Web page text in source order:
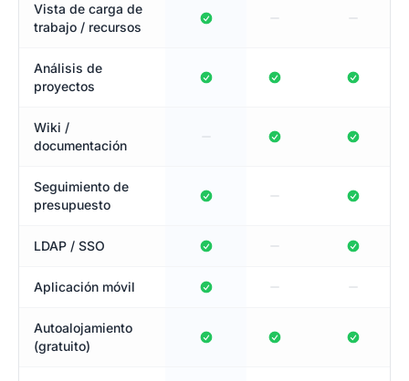
Vista de carga de
trabajo / recursos
Análisis de
proyectos
Wiki /
documentación
Seguimiento de
presupuesto
LDAP / SSO
Aplicación móvil
Autoalojamiento
(gratuito)